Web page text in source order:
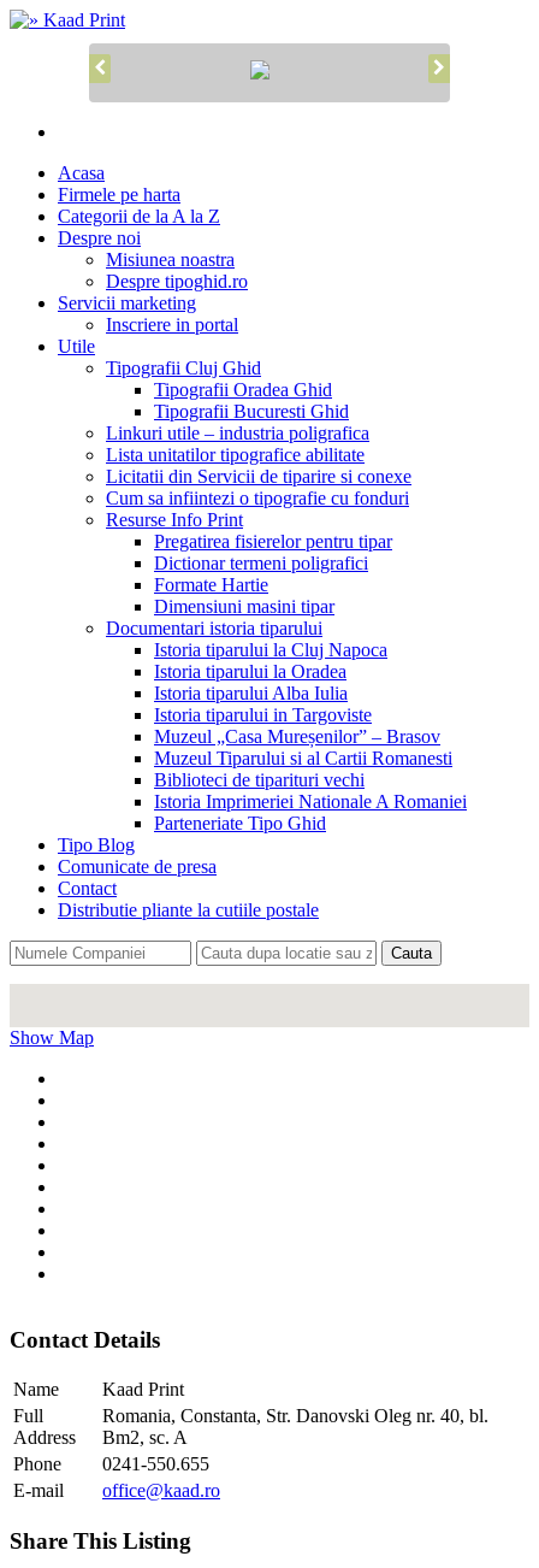
Acasa
Firmele pe harta
Categorii de la A la Z
Despre noi
Misiunea noastra
Despre tipoghid.ro
Servicii marketing
Inscriere in portal
Utile
Tipografii Cluj Ghid
Tipografii Oradea Ghid
Tipografii Bucuresti Ghid
Linkuri utile – industria poligrafica
Lista unitatilor tipografice abilitate
Licitatii din Servicii de tiparire si conexe
Cum sa infiintezi o tipografie cu fonduri
Resurse Info Print
Pregatirea fisierelor pentru tipar
Dictionar termeni poligrafici
Formate Hartie
Dimensiuni masini tipar
Documentari istoria tiparului
Istoria tiparului la Cluj Napoca
Istoria tiparului la Oradea
Istoria tiparului Alba Iulia
Istoria tiparului in Targoviste
Muzeul „Casa Mureșenilor” – Brasov
Muzeul Tiparului si al Cartii Romanesti
Biblioteci de tiparituri vechi
Istoria Imprimeriei Nationale A Romaniei
Parteneriate Tipo Ghid
Tipo Blog
Comunicate de presa
Contact
Distributie pliante la cutiile postale
Show Map
Contact Details
Name
Kaad Print
Full
Address
Romania, Constanta, Str. Danovski Oleg nr. 40, bl.
Bm2, sc. A
Phone
0241-550.655
E-mail
office@kaad.ro
Share This Listing